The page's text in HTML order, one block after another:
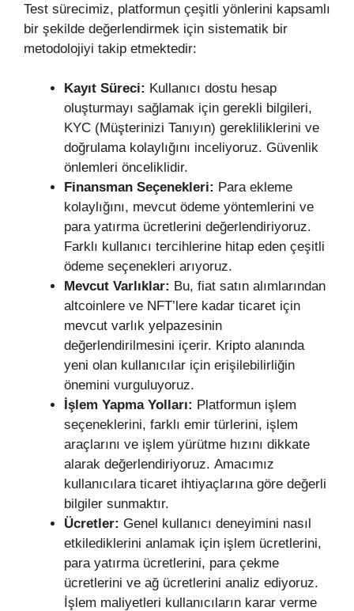
Test sürecimiz, platformun çeşitli yönlerini kapsamlı
bir şekilde değerlendirmek için sistematik bir
metodolojiyi takip etmektedir:
Kayıt Süreci: Kullanıcı dostu hesap
oluşturmayı sağlamak için gerekli bilgileri,
KYC (Müşterinizi Tanıyın) gerekliliklerini ve
doğrulama kolaylığını inceliyoruz. Güvenlik
önlemleri önceliklidir.
Finansman Seçenekleri: Para ekleme
kolaylığını, mevcut ödeme yöntemlerini ve
para yatırma ücretlerini değerlendiriyoruz.
Farklı kullanıcı tercihlerine hitap eden çeşitli
ödeme seçenekleri arıyoruz.
Mevcut Varlıklar: Bu, fiat satın alımlarından
altcoinlere ve NFT’lere kadar ticaret için
mevcut varlık yelpazesinin
değerlendirilmesini içerir. Kripto alanında
yeni olan kullanıcılar için erişilebilirliğin
önemini vurguluyoruz.
İşlem Yapma Yolları: Platformun işlem
seçeneklerini, farklı emir türlerini, işlem
araçlarını ve işlem yürütme hızını dikkate
alarak değerlendiriyoruz. Amacımız
kullanıcılara ticaret ihtiyaçlarına göre değerli
bilgiler sunmaktır.
Ücretler: Genel kullanıcı deneyimini nasıl
etkilediklerini anlamak için işlem ücretlerini,
para yatırma ücretlerini, para çekme
ücretlerini ve ağ ücretlerini analiz ediyoruz.
İşlem maliyetleri kullanıcıların karar verme